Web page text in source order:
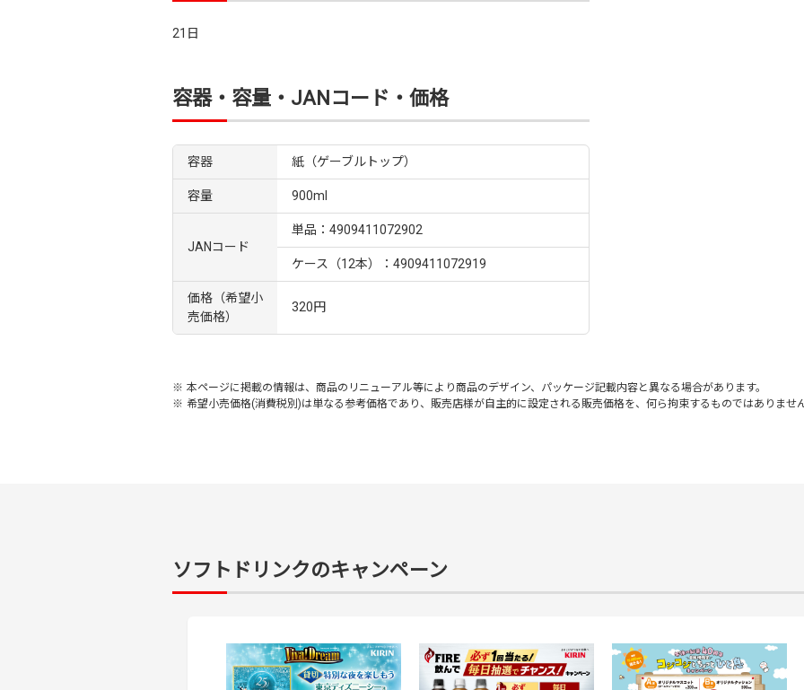
21日
容器・容量・JANコード・価格
容器 紙（ゲーブルトップ）
容量 900ml
JANコード
単品：4909411072902
ケース（12本）：4909411072919
価格（希望小
売価格）
320円
※ 本ページに掲載の情報は、商品のリニューアル等により商品のデザイン、パッケージ記載内容と異なる場合があります。
※ 希望小売価格(消費税別)は単なる参考価格であり、販売店様が自主的に設定される販売価格を、何ら拘束するものではありませ
ソフトドリンクのキャンペーン